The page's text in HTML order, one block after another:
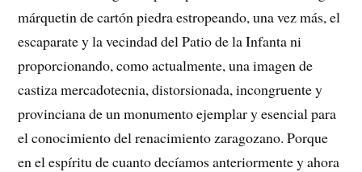
márquetin de cartón piedra estropeando, una vez más, el
escaparate y la vecindad del Patio de la Infanta ni
proporcionando, como actualmente, una imagen de
castiza mercadotecnia, distorsionada, incongruente y
provinciana de un monumento ejemplar y esencial para
el conocimiento del renacimiento zaragozano. Porque
en el espíritu de cuanto decíamos anteriormente y ahora